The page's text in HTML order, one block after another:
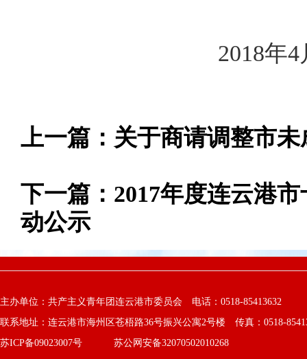
2018年4月
上一篇： 关于商请调整市
下一篇： 2017年度连云港
动公示
主办单位：共产主义青年团连云港市委员会 电话：0518-85413632
联系地址：连云港市海州区苍梧路36号振兴公寓2号楼 传真：0518-
苏ICP备09023007号
苏公网安备32070502010268